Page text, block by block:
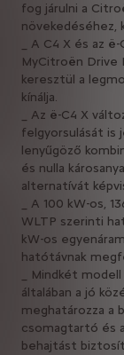
fog járulni a
növekedéséhez,
_ A C4 X és az
MyCitroën
keresztül a
kínálja.
_ Az ë-C4 X
felgyorsulását is
lenyűgöző
és nulla
alternatívát
_ A 100 kW-os,
WLTP szerinti
kW-os
hatótávnak
_ Mindkét
általában a jó
meghatározza a
csomagtartó és
behajtást